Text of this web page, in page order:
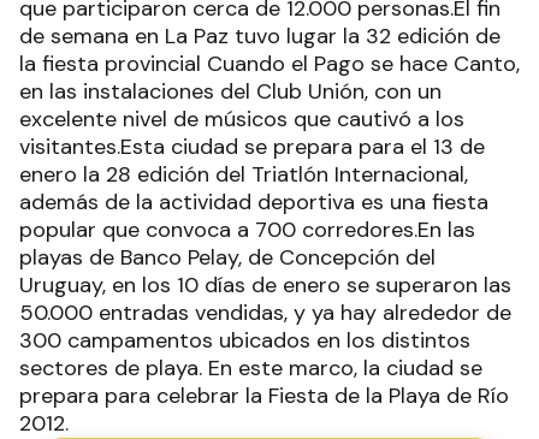
que participaron cerca de 12.000 personas.El fin
de semana en La Paz tuvo lugar la 32 edición de
la fiesta provincial Cuando el Pago se hace Canto,
en las instalaciones del Club Unión, con un
excelente nivel de músicos que cautivó a los
visitantes.Esta ciudad se prepara para el 13 de
enero la 28 edición del Triatlón Internacional,
además de la actividad deportiva es una fiesta
popular que convoca a 700 corredores.En las
playas de Banco Pelay, de Concepción del
Uruguay, en los 10 días de enero se superaron las
50.000 entradas vendidas, y ya hay alrededor de
300 campamentos ubicados en los distintos
sectores de playa. En este marco, la ciudad se
prepara para celebrar la Fiesta de la Playa de Río
2012.